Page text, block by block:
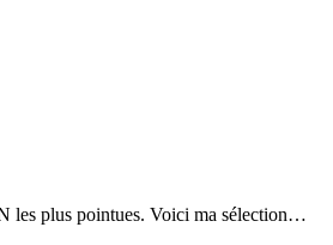
les plus pointues. Voici ma sélection…